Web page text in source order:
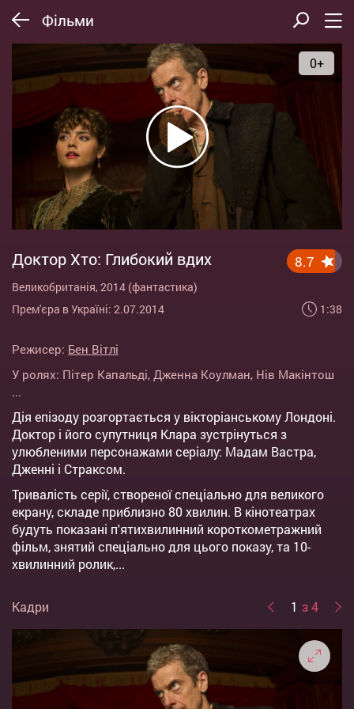
Фільми
0+
Доктор Хто: Глибокий вдих
Великобританія, 2014 (фантастика)
Прем'єра в Україні: 2.07.2014
8.7
1:38
Режисер: Бен Вітлі
У ролях: Пітер Капальді, Дженна Коулман, Нів Макінтош
...
Дія епізоду розгортається у вікторіанському Лондоні.
Доктор і його супутниця Клара зустрінуться з
улюбленими персонажами серіалу: Мадам Вастра,
Дженні і Страксом.
Тривалість серії, створеної спеціально для великого
екрану, складе приблизно 80 хвилин. В кінотеатрах
будуть показані п'ятихвилинний короткометражний
фільм, знятий спеціально для цього показу, та 10-
хвилинний ролик,...
Кадри 1 з 4